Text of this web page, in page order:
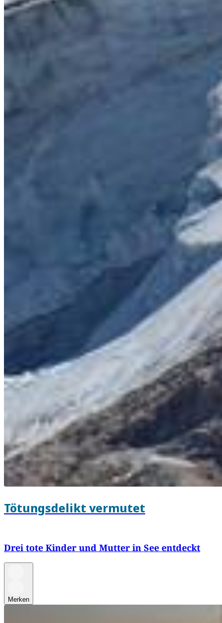
Tötungsdelikt vermutet
Drei tote Kinder und Mutter in See entdeckt
Merken